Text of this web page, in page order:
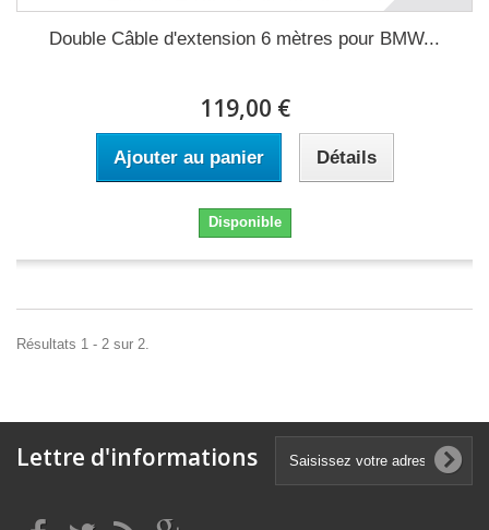
Double Câble d'extension 6 mètres pour BMW...
119,00 €
Ajouter au panier Détails
Disponible
Résultats 1 - 2 sur 2.
Lettre d'informations